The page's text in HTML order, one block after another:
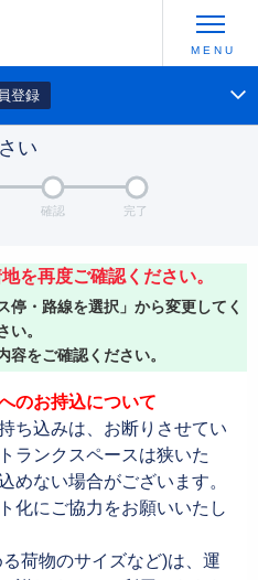
登録
い
確認 完了
を再度ご確認ください。
停・路線を選択」から変更してく
い。
容をご確認ください。
のお持込について
ち込みは、お断りさせてい
ランクスペースは狭いた
めない場合がございます。
化にご協力をお願いいたし
荷物のサイズなど)は、運